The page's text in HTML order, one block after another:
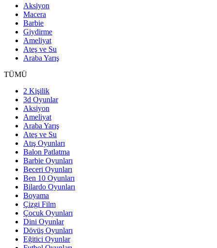
Aksiyon
Macera
Barbie
Giydirme
Ameliyat
Ateş ve Su
Araba Yarış
TÜMÜ
2 Kişilik
3d Oyunlar
Aksiyon
Ameliyat
Araba Yarış
Ateş ve Su
Atış Oyunları
Balon Patlatma
Barbie Oyunları
Beceri Oyunları
Ben 10 Oyunları
Bilardo Oyunları
Boyama
Çizgi Film
Çocuk Oyunları
Dini Oyunlar
Dövüş Oyunları
Eğitici Oyunlar